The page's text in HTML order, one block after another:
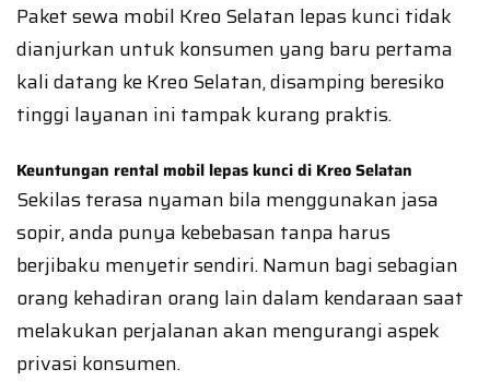
Paket sewa mobil Kreo Selatan lepas kunci tidak
dianjurkan untuk konsumen yang baru pertama
kali datang ke Kreo Selatan, disamping beresiko
tinggi layanan ini tampak kurang praktis.
Keuntungan rental mobil lepas kunci di Kreo Selatan
Sekilas terasa nyaman bila menggunakan jasa
sopir, anda punya kebebasan tanpa harus
berjibaku menyetir sendiri. Namun bagi sebagian
orang kehadiran orang lain dalam kendaraan saat
melakukan perjalanan akan mengurangi aspek
privasi konsumen.